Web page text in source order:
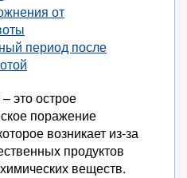
от
период после
это острое
поражение
возникает из-за
продуктов
веществ.